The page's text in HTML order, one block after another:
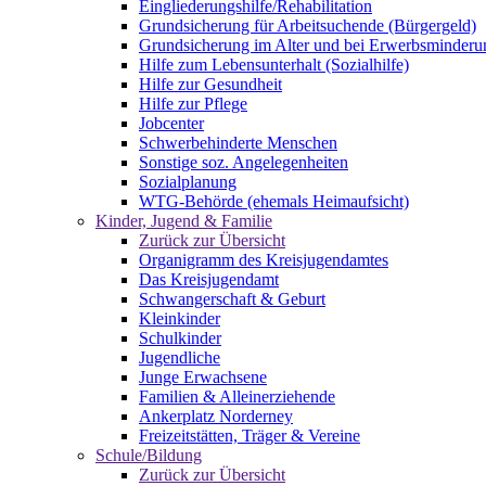
Eingliederungshilfe/Rehabilitation
Grundsicherung für Arbeitsuchende (Bürgergeld)
Grundsicherung im Alter und bei
Hilfe zum Lebensunterhalt (Sozialhilfe)
Hilfe zur Gesundheit
Hilfe zur Pflege
Jobcenter
Schwerbehinderte Menschen
Sonstige soz. Angelegenheiten
Sozialplanung
WTG-Behörde (ehemals Heimaufsicht)
Kinder, Jugend & Familie
Zurück zur Übersicht
Organigramm des Kreisjugendamtes
Das Kreisjugendamt
Schwangerschaft & Geburt
Kleinkinder
Schulkinder
Jugendliche
Junge Erwachsene
Familien & Alleinerziehende
Ankerplatz Norderney
Freizeitstätten, Träger & Vereine
Schule/Bildung
Zurück zur Übersicht